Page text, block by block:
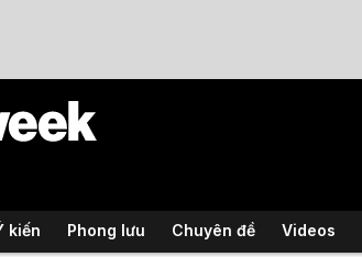
kiến Phong lưu Chuyên đề Videos